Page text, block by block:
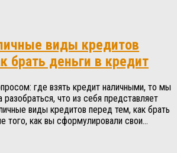
виды кредитов
брать деньги в кредит
где взять кредит наличными, то мы
что из себя представляет
виды кредитов перед тем, как брать
того, как вы сформулировали свои...